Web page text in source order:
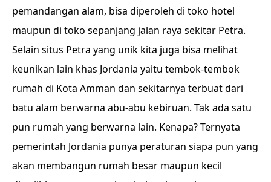
pemandangan alam, bisa diperoleh di toko hotel
maupun di toko sepanjang jalan raya sekitar Petra.
Selain situs Petra yang unik kita juga bisa melihat
keunikan lain khas Jordania yaitu tembok-tembok
rumah di Kota Amman dan sekitarnya terbuat dari
batu alam berwarna abu-abu kebiruan. Tak ada satu
pun rumah yang berwarna lain. Kenapa? Ternyata
pemerintah Jordania punya peraturan siapa pun yang
akan membangun rumah besar maupun kecil